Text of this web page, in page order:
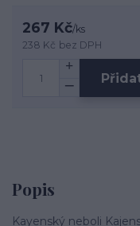
267 Kč/ks
238 Kč bez DPH
Popis
Kayenský neboli